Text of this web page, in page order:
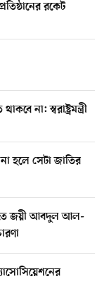
রকেট
না: স্বরাষ্ট্রমন্ত্রী
হলে সেটা জাতির
জয়ী আবদুল আল-